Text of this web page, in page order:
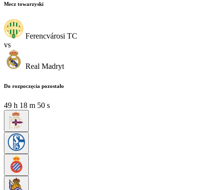
Mecz towarzyski
Ferencvárosi TC
vs
Real Madryt
Do rozpoczęcia pozostało
49 h 18 m 48 s